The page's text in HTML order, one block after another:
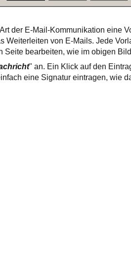
der E-Mail-Kommunikation eine
Weiterleiten von E-Mails. Jede
Seite bearbeiten, wie im obigen
" an. Ein Klick auf den
eine Signatur eintragen, wie